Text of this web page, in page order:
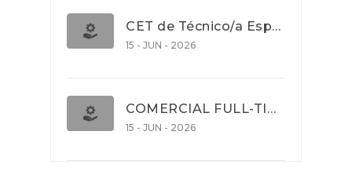
CET de Técnico/a Especialista em Comércio Internacional (Nível 5)
15 - JUN - 2026
COMERCIAL FULL-TIME
15 - JUN - 2026